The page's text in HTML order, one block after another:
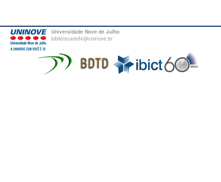
Universidade Nove de Julho
bibliotecatede@uninove.br